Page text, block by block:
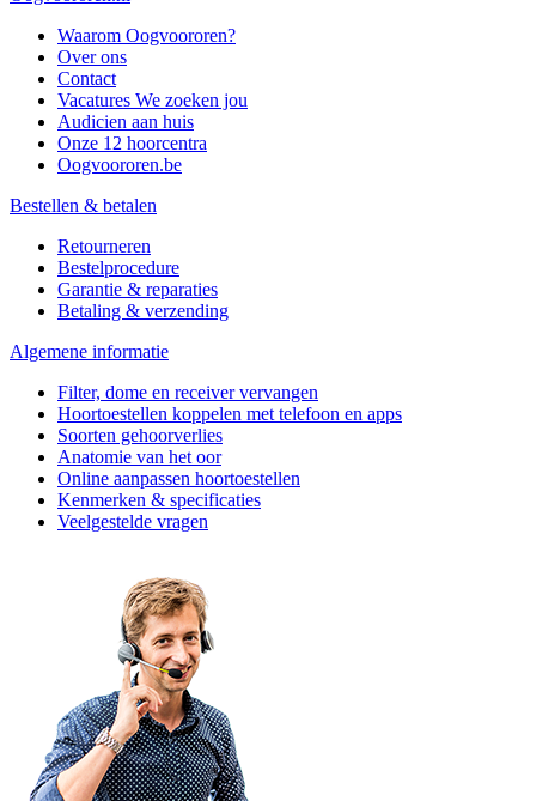
Waarom Oogvoororen?
Over ons
Contact
Vacatures We zoeken jou
Audicien aan huis
Onze 12 hoorcentra
Oogvoororen.be
Bestellen & betalen
Retourneren
Bestelprocedure
Garantie & reparaties
Betaling & verzending
Algemene informatie
Filter, dome en receiver vervangen
Hoortoestellen koppelen met telefoon en apps
Soorten gehoorverlies
Anatomie van het oor
Online aanpassen hoortoestellen
Kenmerken & specificaties
Veelgestelde vragen